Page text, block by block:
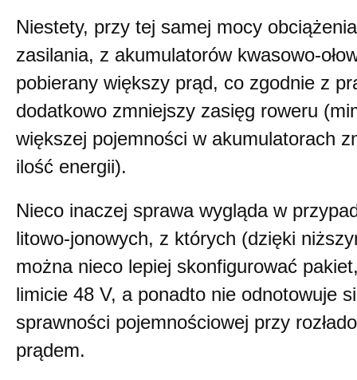
Niestety, przy tej samej mocy
zasilania, z akumulatorów kwasowo-
pobierany większy prąd, co zgodnie z
dodatkowo zmniejszy zasięg roweru
większej pojemności w akumulatorach
ilość energii).
Nieco inaczej sprawa wygląda w
litowo-jonowych, z których (dzięki
można nieco lepiej skonfigurować
limicie 48 V, a ponadto nie odnotowuje
sprawności pojemnościowej przy
prądem.